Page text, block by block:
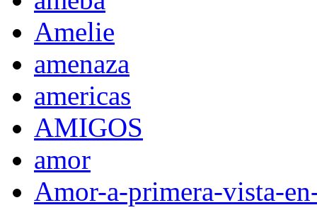
Amelie
amenaza
americas
AMIGOS
amor
Amor-a-primera-vista-